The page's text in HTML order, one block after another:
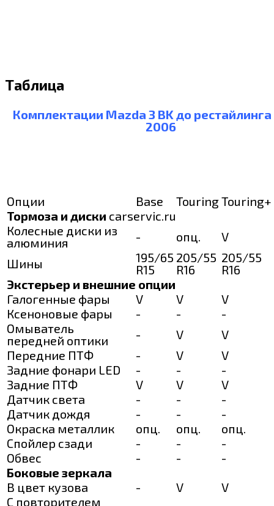
Таблица
Комплектации Mazda 3 BK до
2006
Опции Base TouringTouring+
Тормоза и диски carservic.ru
Колесные диски из
алюминия
- опц.
V
Шины
195/65
R15
205/55
R16
205/55
R16
Экстерьер и внешние опции
Галогенные фары
V V
V
Ксеноновые фары
- -
-
Омыватель
передней оптики
- V
V
Передние ПТФ
- V
V
Задние фонари LED
- -
-
Задние ПТФ
V V
V
Датчик света
- -
-
Датчик дождя
- -
-
Окраска металлик
опц. опц.
опц.
Спойлер сзади
- -
-
Обвес
- -
-
Боковые зеркала
В цвет кузова
- V
V
С повторителем